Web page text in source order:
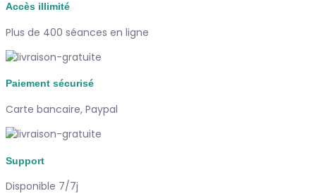
Accès illimité
Plus de 400 séances en ligne
Paiement sécurisé
Carte bancaire, Paypal
Support
Disponible 7/7j